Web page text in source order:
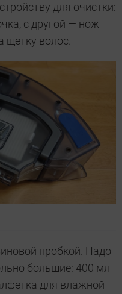
для очистки:
с другой — нож
щетку волос.
пробкой. Надо
большие: 400 мл
для влажной